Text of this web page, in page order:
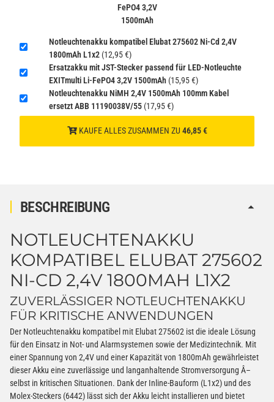
inkl. 19% USt. zzgl. Versand
gem. SV188 ADR)
FePO4 3,2V
1500mAh
Notleuchtenakku kompatibel Elubat 275602 Ni-Cd 2,4V
1800mAh L1x2 (12,95 €)
Ersatzakku mit JST-Stecker passend für LED-Notleuchte
EXITmulti Li-FePO4 3,2V 1500mAh (15,95 €)
Notleuchtenakku NiMH 2,4V 1500mAh 100mm Kabel
ersetzt ABB 11190038V/55 (17,95 €)
KAUFE ALLES ZUSAMMEN ZU 46,85 €
BESCHREIBUNG
NOTLEUCHTENAKKU
KOMPATIBEL ELUBAT 275602
NI-CD 2,4V 1800MAH L1X2
ZUVERLÄSSIGER NOTLEUCHTENAKKU
FÜR KRITISCHE ANWENDUNGEN
Der Notleuchtenakku kompatibel mit Elubat 275602 ist die ideale Lösung
für den Einsatz in Not- und Alarmsystemen sowie der Medizintechnik. Mit
einer Spannung von 2,4V und einer Kapazität von 1800mAh gewährleistet
dieser Akku eine zuverlässige und langanhaltende Stromversorgung Â–
selbst in kritischen Situationen. Dank der Inline-Bauform (L1x2) und des
Molex-Steckers (6442) lässt sich der Akku leicht installieren und bietet